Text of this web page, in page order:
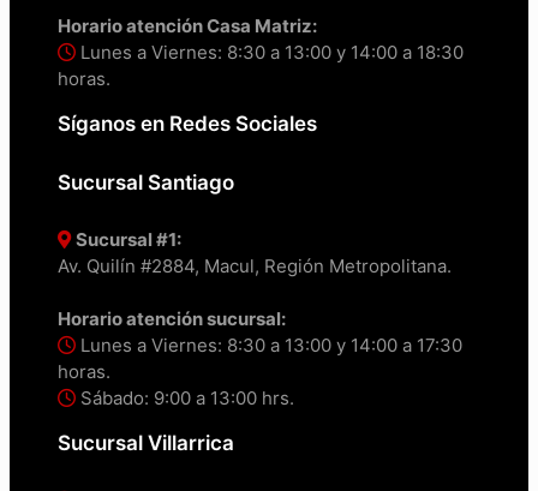
Horario atención Casa Matriz:
Lunes a Viernes: 8:30 a 13:00 y 14:00 a 18:30
horas.
Síganos en Redes Sociales
Sucursal Santiago
Sucursal #1:
Av. Quilín #2884, Macul, Región Metropolitana.
Horario atención sucursal:
Lunes a Viernes: 8:30 a 13:00 y 14:00 a 17:30
horas.
Sábado: 9:00 a 13:00 hrs.
Sucursal Villarrica